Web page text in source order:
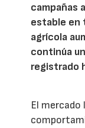
campañas
estable en
agrícola
continúa
registrado
El